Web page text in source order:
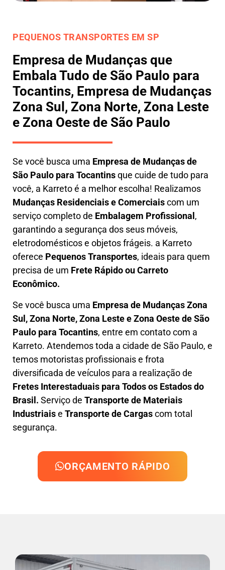
PEQUENOS TRANSPORTES EM SP
Empresa de Mudanças que
Embala Tudo de São Paulo para
Tocantins, Empresa de Mudanças
Zona Sul, Zona Norte, Zona Leste
e Zona Oeste de São Paulo
Se você busca uma Empresa de Mudanças de
São Paulo para Tocantinsque cuide de tudo para
você, a Karretoé a melhor escolha! Realizamos
Mudanças Residenciais e Comerciaiscom um
serviço completo de Embalagem Profissional ,
garantindo a segurança dos seus móveis,
eletrodomésticos e objetos frágeis. a Karreto
oferece Pequenos Transportes, ideais para quem
precisa de um Frete Rápido ou Carreto
Econômico.
Se você busca uma Empresa de Mudanças Zona
Sul, Zona Norte, Zona Leste e Zona Oestede São
Paulo para Tocantins, entre em contato com a
Karreto. Atendemos toda a cidade de São Paulo, e
temos motoristas profissionais e frota
diversificada de veículos para a realização de
Fretes Interestaduais para Todos os Estados do
Brasil. Serviço de Transporte de Materiais
Industriaise Transporte de Cargascom total
segurança.
ORÇAMENTO RÁPIDO